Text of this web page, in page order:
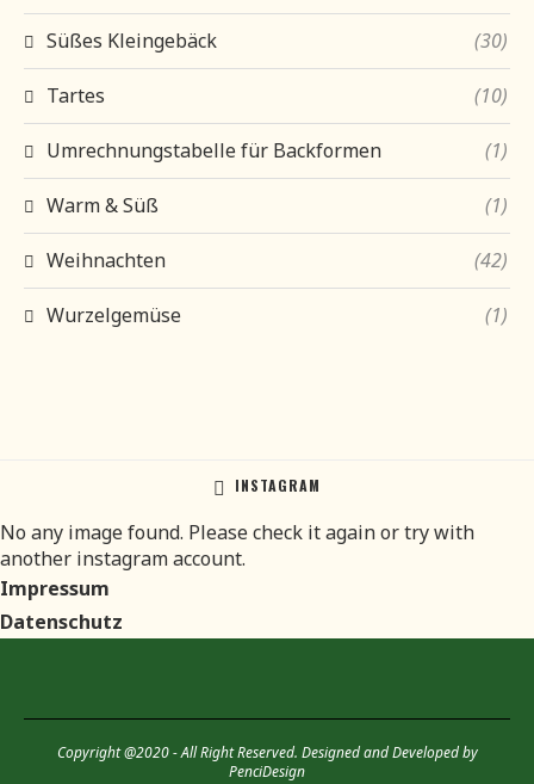
Süßes Kleingebäck (30)
Tartes (10)
Umrechnungstabelle für Backformen (1)
Warm & Süß (1)
Weihnachten (42)
Wurzelgemüse (1)
INSTAGRAM
No any image found. Please check it again or try with
another instagram account.
Impressum
Datenschutz
Copyright @2020 - All Right Reserved. Designed and Developed by
PenciDesign